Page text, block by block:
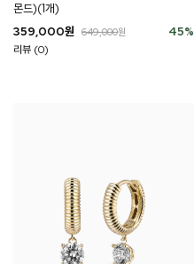
몬드)(1개)
45%
359,000원 649,000원
리뷰 (0)